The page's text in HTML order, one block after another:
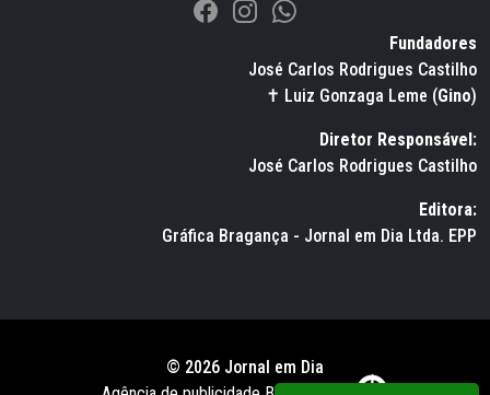
Fundadores
José Carlos Rodrigues Castilho
✝ Luiz Gonzaga Leme (Gino)
Diretor Responsável:
José Carlos Rodrigues Castilho
Editora:
Gráfica Bragança - Jornal em Dia Ltda. EPP
© 2026 Jornal em Dia